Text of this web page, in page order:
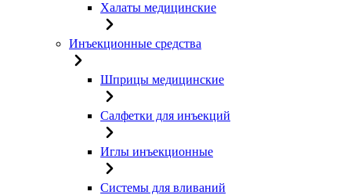
Халаты медицинские
Инъекционные средства
Шприцы медицинские
Салфетки для инъекций
Иглы инъекционные
Системы для вливаний